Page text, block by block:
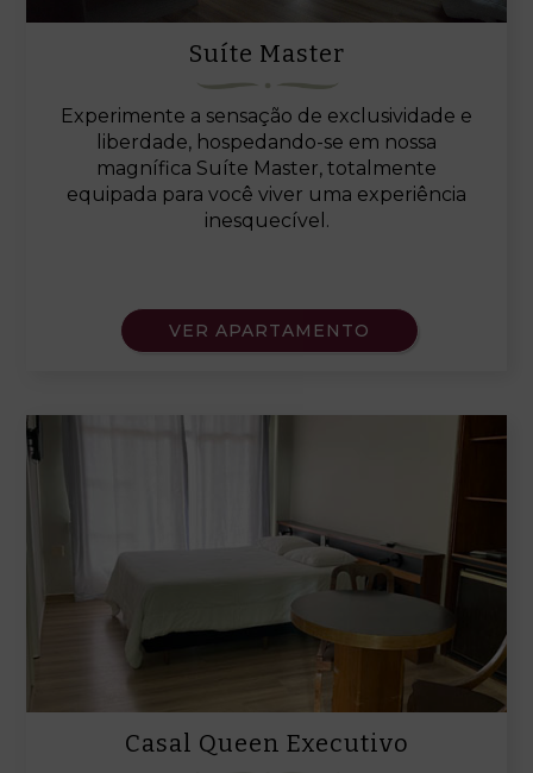
Suíte Master
Experimente a sensação de exclusividade e
liberdade, hospedando-se em nossa
magnífica Suíte Master, totalmente
equipada para você viver uma experiência
inesquecível.
VER APARTAMENTO
Casal Queen Executivo